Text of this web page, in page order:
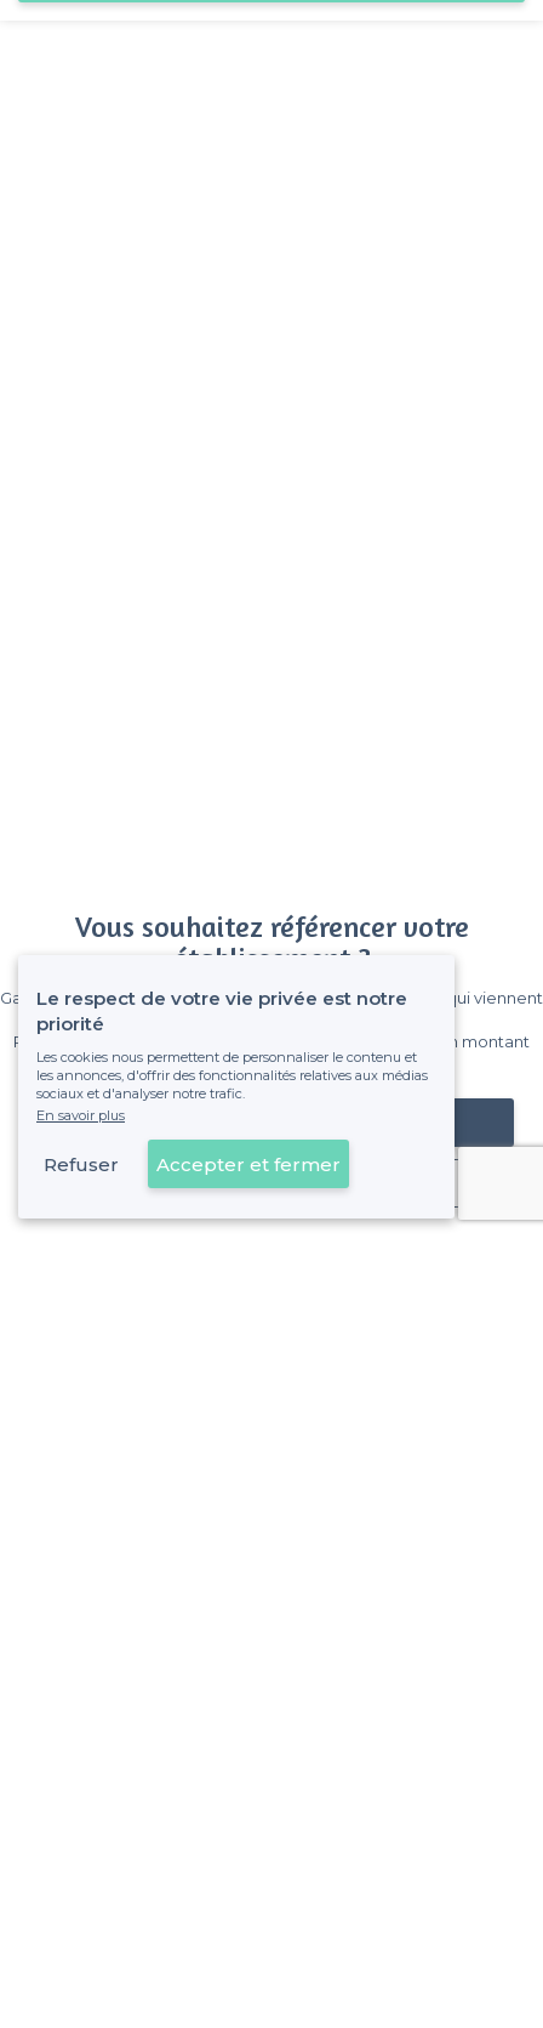
Vous souhaitez référencer votre
établissement ?
Gagnez de nombreux clients parmi le million de visiteurs qui viennent
Pas de commissions et sans engagement, vous payez un montant
fixe sans risque de voir déraper la facture.
Référencer mon établissement
Déjà client
Le respect de votre vie privée est notre
priorité
Les cookies nous permettent de personnaliser le contenu et
les annonces, d'offrir des fonctionnalités relatives aux médias
sociaux et d'analyser notre trafic.
En savoir plus
Refuser Accepter et fermer